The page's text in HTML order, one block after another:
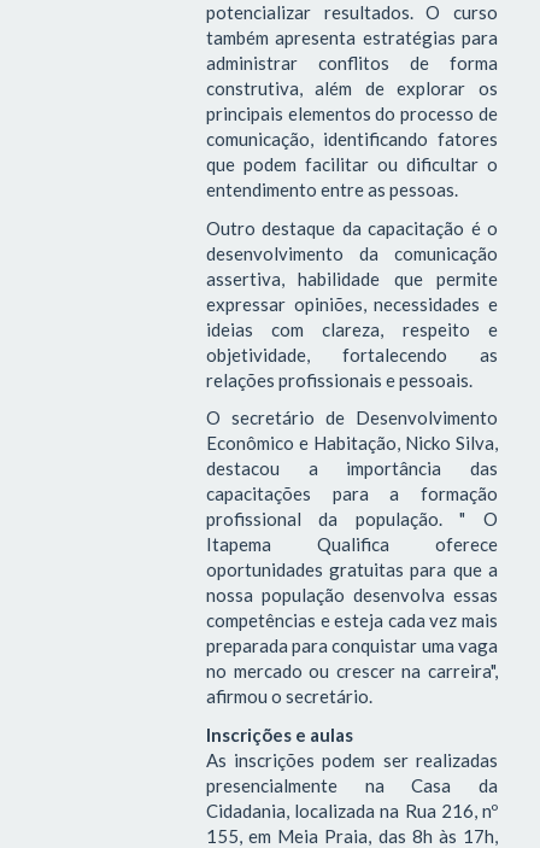
potencializar resultados. O curso
também apresenta estratégias para
administrar conflitos de forma
construtiva, além de explorar os
principais elementos do processo de
comunicação, identificando fatores
que podem facilitar ou dificultar o
entendimento entre as pessoas.
Outro destaque da capacitação é o
desenvolvimento da comunicação
assertiva, habilidade que permite
expressar opiniões, necessidades e
ideias com clareza, respeito e
objetividade, fortalecendo as
relações profissionais e pessoais.
O secretário de Desenvolvimento
Econômico e Habitação, Nicko Silva,
destacou a importância das
capacitações para a formação
profissional da população. " O
Itapema Qualifica oferece
oportunidades gratuitas para que a
nossa população desenvolva essas
competências e esteja cada vez mais
preparada para conquistar uma vaga
no mercado ou crescer na carreira",
afirmou o secretário.
Inscrições e aulas
As inscrições podem ser realizadas
presencialmente na Casa da
Cidadania, localizada na Rua 216, nº
155, em Meia Praia, das 8h às 17h,